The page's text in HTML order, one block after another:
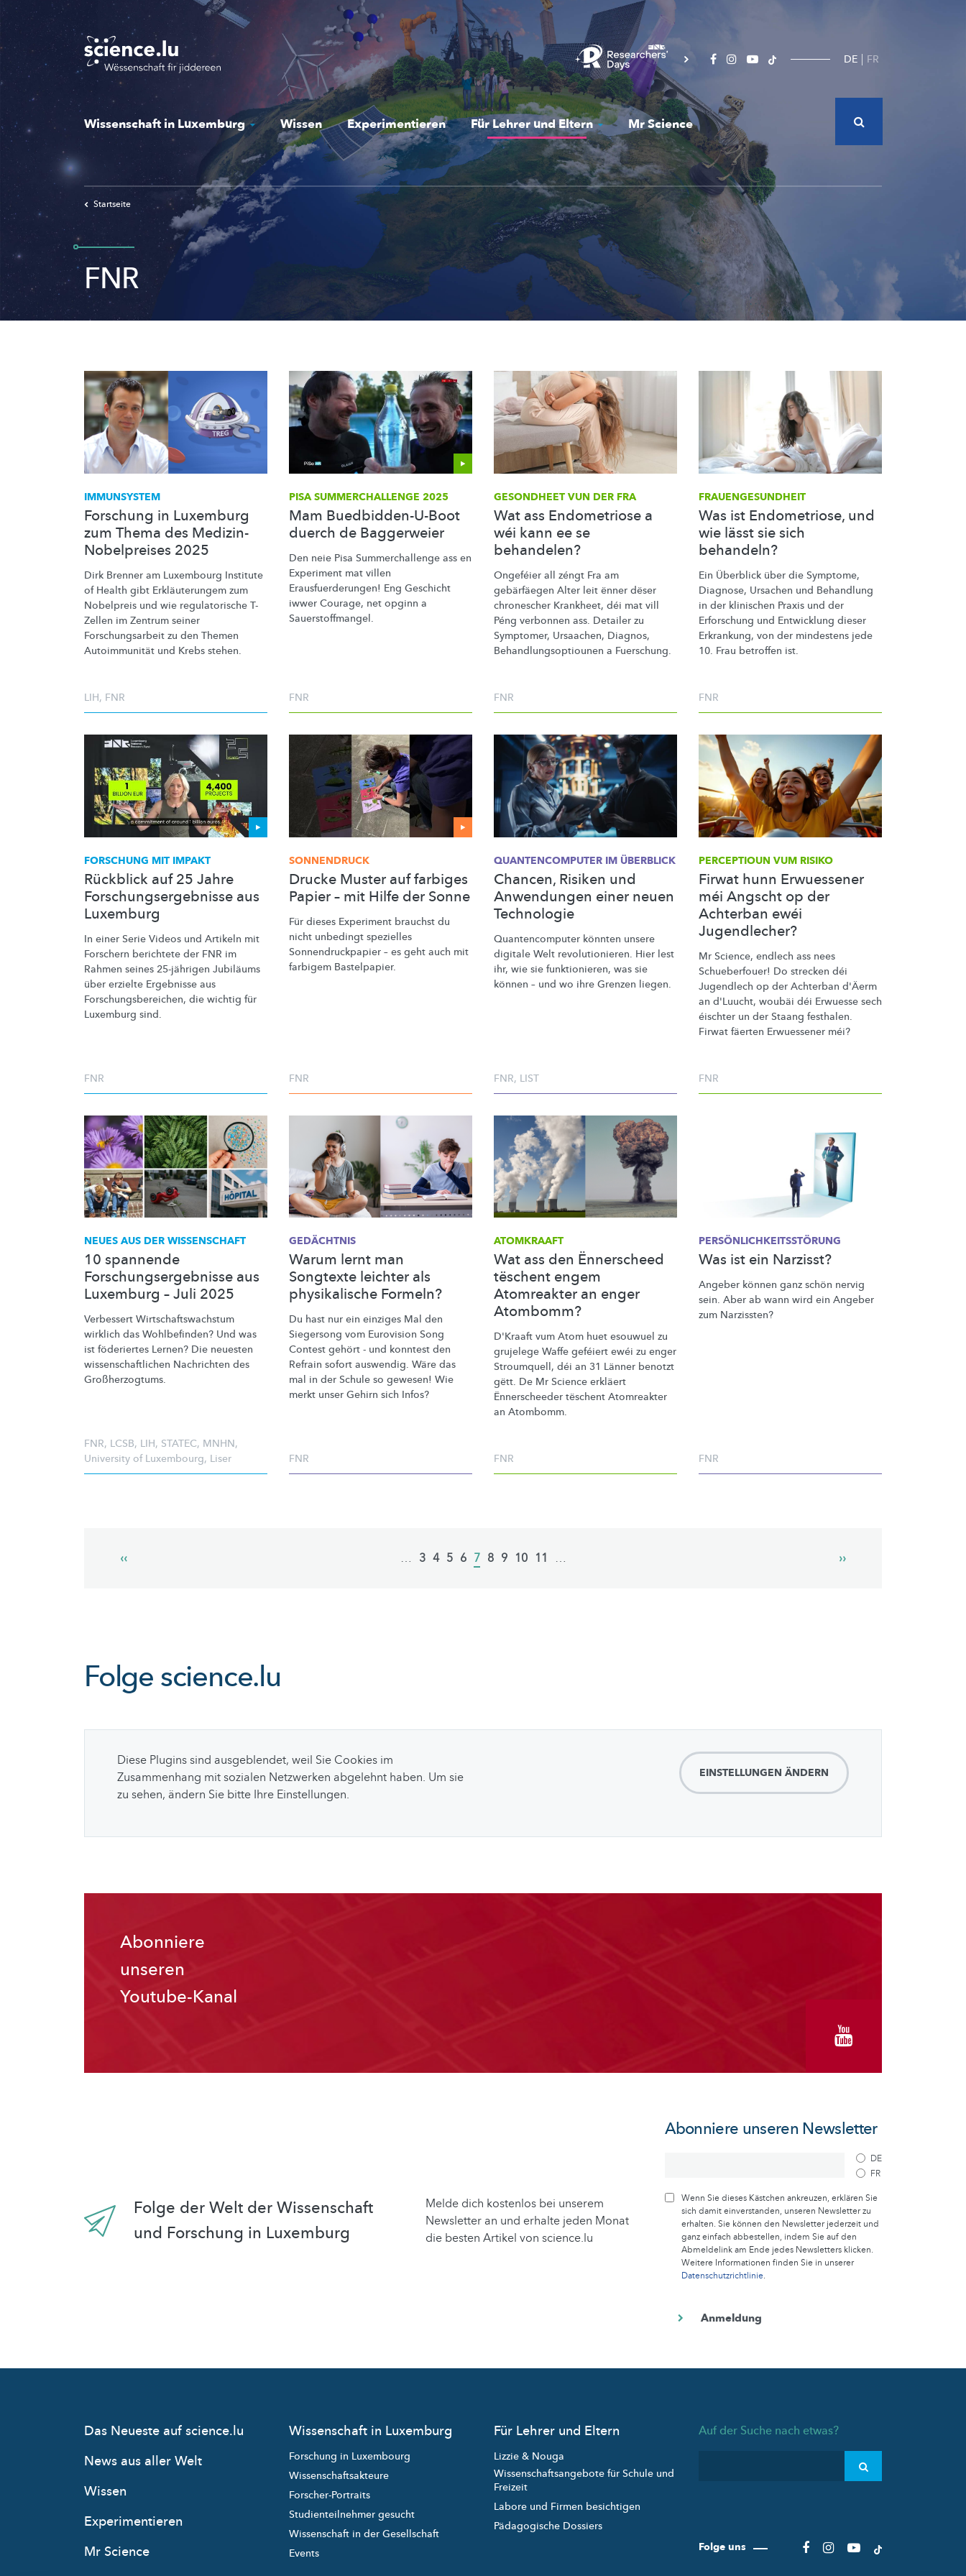
Skip
to
main
content
DE FR
Wissenschaft in Luxemburg Wissen Experimentieren Für Lehrer und Eltern Mr Science
Startseite
FNR
IMMUNSYSTEM
Forschung in Luxemburg
zum Thema des Medizin-
Nobelpreises 2025
Dirk Brenner am Luxembourg Institute
of Health gibt Erkläuterungem zum
Nobelpreis und wie regulatorische T-
Zellen im Zentrum seiner
Forschungsarbeit zu den Themen
Autoimmunität und Krebs stehen.
LIH, FNR
PISASUMMERCHALLENGE 2025
Mam Buedbidden-U-Boot
duerch de Baggerweier
Den neie Pisa Summerchallenge ass en
Experiment mat villen
Erausfuerderungen! Eng Geschicht
iwwer Courage, net opginn a
Sauerstoffmangel.
FNR
GESONDHEET VUN DER FRA
Wat ass Endometriose a
wéi kann ee se
behandelen?
Ongeféier all zéngt Fra am
gebärfäegen Alter leit ënner dëser
chronescher Krankheet, déi mat vill
Péng verbonnen ass. Detailer zu
Symptomer, Ursaachen, Diagnos,
Behandlungsoptiounen a Fuerschung.
FNR
FRAUENGESUNDHEIT
Was ist Endometriose, und
wie lässt sie sich
behandeln?
Ein Überblick über die Symptome,
Diagnose, Ursachen und Behandlung
in der klinischen Praxis und der
Erforschung und Entwicklung dieser
Erkrankung, von der mindestens jede
10. Frau betroffen ist.
FNR
FORSCHUNG MIT IMPAKT
Rückblick auf 25 Jahre
Forschungsergebnisse aus
Luxemburg
In einer Serie Videos und Artikeln mit
Forschern berichtete der FNR im
Rahmen seines 25-jährigen Jubiläums
über erzielte Ergebnisse aus
Forschungsbereichen, die wichtig für
Luxemburg sind.
FNR
SONNENDRUCK
Drucke Muster auf farbiges
Papier – mit Hilfe der Sonne
Für dieses Experiment brauchst du
nicht unbedingt spezielles
Sonnendruckpapier – es geht auch mit
farbigem Bastelpapier.
FNR
QUANTENCOMPUTER IM ÜBERBLICK
Chancen, Risiken und
Anwendungen einer neuen
Technologie
Quantencomputer könnten unsere
digitale Welt revolutionieren. Hier lest
ihr, wie sie funktionieren, was sie
können – und wo ihre Grenzen liegen.
FNR, LIST
PERCEPTIOUN VUM RISIKO
Firwat hunn Erwuessener
méi Angscht op der
Achterban ewéi
Jugendlecher?
Mr Science, endlech ass nees
Schueberfouer! Do strecken déi
Jugendlech op der Achterban d'Äerm
an d'Luucht, woubäi déi Erwuesse sech
éischter un der Staang festhalen.
Firwat fäerten Erwuessener méi?
FNR
NEUES AUS DER WISSENSCHAFT
10 spannende
Forschungsergebnisse aus
Luxemburg – Juli 2025
Verbessert Wirtschaftswachstum
wirklich das Wohlbefinden? Und was
ist föderiertes Lernen? Die neuesten
wissenschaftlichen Nachrichten des
Großherzogtums.
FNR, LCSB, LIH, STATEC, MNHN,
University of Luxembourg, Liser
GEDÄCHTNIS
Warum lernt man
Songtexte leichter als
physikalische Formeln?
Du hast nur ein einziges Mal den
Siegersong vom Eurovision Song
Contest gehört - und konntest den
Refrain sofort auswendig. Wäre das
mal in der Schule so gewesen! Wie
merkt unser Gehirn sich Infos?
FNR
ATOMKRAAFT
Wat ass den Ënnerscheed
tëschent engem
Atomreakter an enger
Atombomm?
D'Kraaft vum Atom huet esouwuel zu
grujelege Waffe geféiert ewéi zu enger
Stroumquell, déi an 31 Länner benotzt
gëtt. De Mr Science erkläert
Ënnerscheeder tëschent Atomreakter
an Atombomm.
FNR
PERSÖNLICHKEITSSTÖRUNG
Was ist ein Narzisst?
Angeber können ganz schön nervig
sein. Aber ab wann wird ein Angeber
zum Narzissten?
FNR
Previous
‹‹ … Page
3 Page
4 Page
5 Page
6 Current
7 Page
8 Page
9 Page
10 Page
11 …
Next
››
Folge science.lu
Diese Plugins sind ausgeblendet, weil Sie Cookies im
Zusammenhang mit sozialen Netzwerken abgelehnt haben. Um sie
zu sehen, ändern Sie bitte Ihre Einstellungen.
EINSTELLUNGEN ÄNDERN
Abonniere
unseren
Youtube-Kanal
Folge der Welt der Wissenschaft
und Forschung in Luxemburg
Melde dich kostenlos bei unserem
Newsletter an und erhalte jeden Monat
die besten Artikel von science.lu
Abonniere unseren Newsletter
DE
FR
Wenn Sie dieses Kästchen ankreuzen, erklären Sie
sich damit einverstanden, unseren Newsletter zu
erhalten. Sie können den Newsletter jederzeit und
ganz einfach abbestellen, indem Sie auf den
Abmeldelink am Ende jedes Newsletters klicken.
Weitere Informationen finden Sie in unserer
Datenschutzrichtlinie.
Das Neueste auf science.lu
News aus aller Welt
Wissen
Experimentieren
Mr Science
Wissenschaft in Luxemburg
Forschung in Luxembourg
Wissenschaftsakteure
Forscher-Portraits
Studienteilnehmer gesucht
Wissenschaft in der Gesellschaft
Events
Für Lehrer und Eltern
Lizzie & Nouga
Wissenschaftsangebote für Schule und
Freizeit
Labore und Firmen besichtigen
Pädagogische Dossiers
Auf der Suche nach etwas?
Folge uns